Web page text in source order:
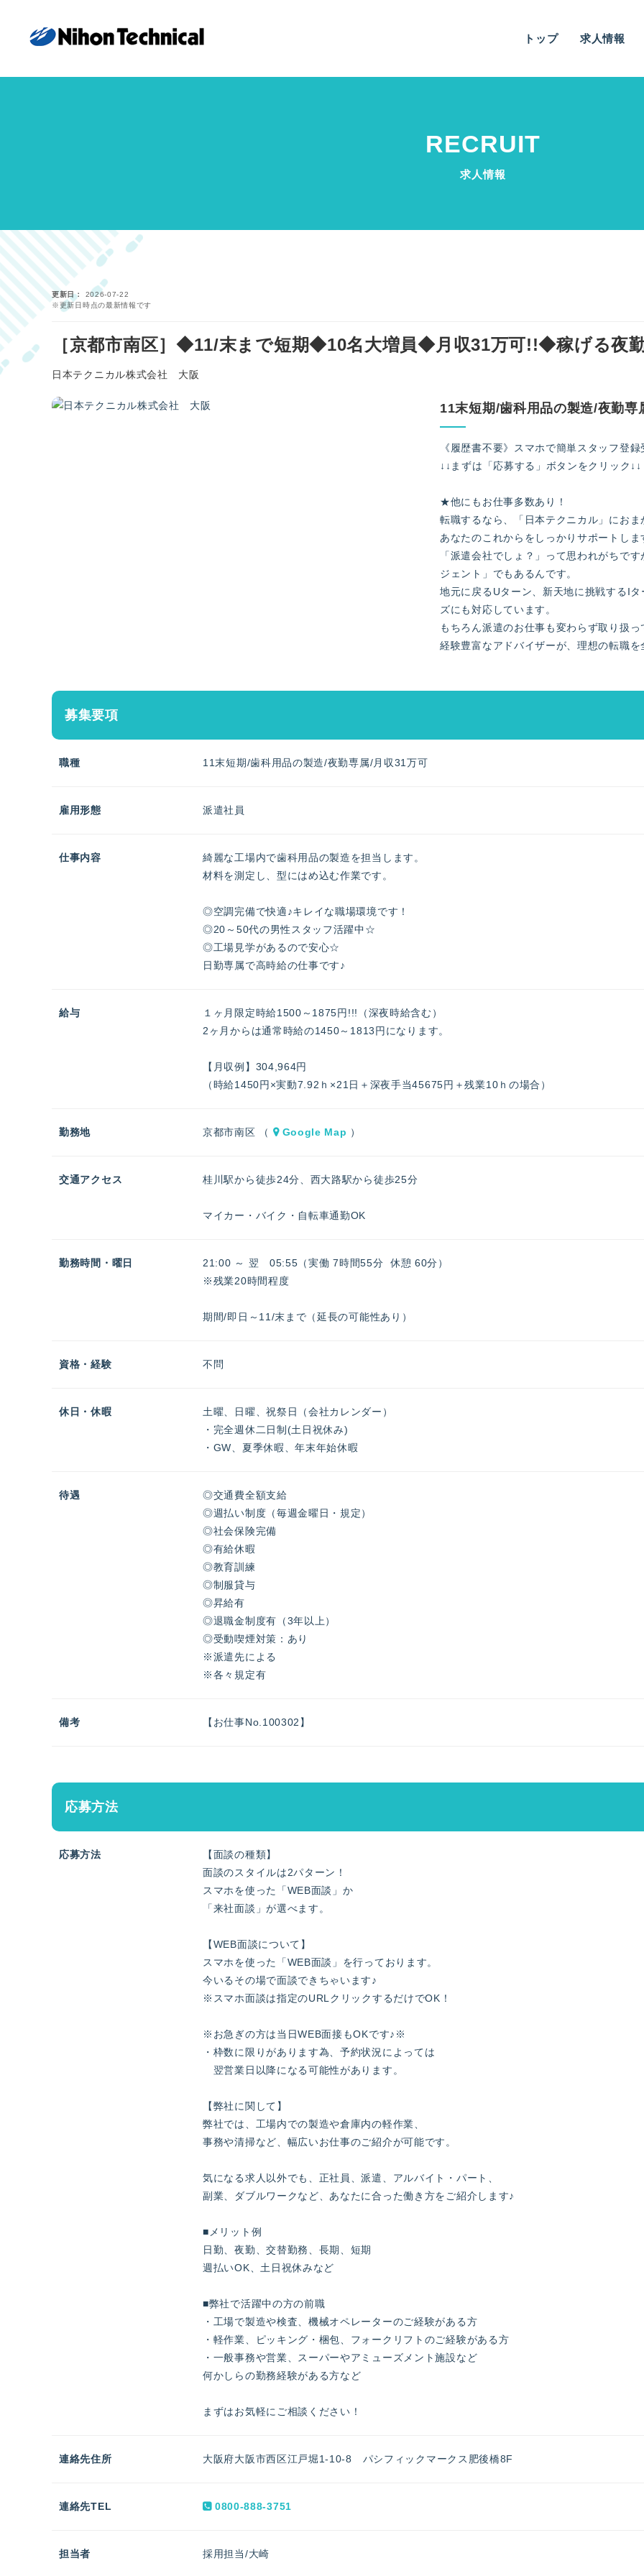
トップ 求人情報
RECRUIT
求人情報
更新日
2026-07-22
※更新日時点の最新情報です
［京都市南区］◆11/末まで短期◆10名大増員◆月収31万可!!◆稼げる夜
日本テクニカル株式会社 大阪
11末短期/歯科用品の製造/夜勤専
《履歴書不要》スマホで簡単スタッフ登
↓↓まずは「応募する」ボタンをクリック↓↓
★他にもお仕事多数あり！
転職するなら、「日本テクニカル」におま
あなたのこれからをしっかりサポートしま
「派遣会社でしょ？」って思われがちで
ジェント」でもあるんです。
地元に戻るUターン、新天地に挑戦するI
ズにも対応しています。
もちろん派遣のお仕事も変わらず取り扱
経験豊富なアドバイザーが、理想の転職を
募集要項
職種 11末短期/歯科用品の製造/夜勤専属/月収31万可
雇用形態 派遣社員
仕事内容
綺麗な工場内で歯科用品の製造を担当します。
材料を測定し、型にはめ込む作業です。
◎空調完備で快適♪キレイな職場環境です！
◎20～50代の男性スタッフ活躍中☆
◎工場見学があるので安心☆
日勤専属で高時給の仕事です♪
給与
１ヶ月限定時給1500～1875円!!!（深夜時給含む）
2ヶ月からは通常時給の1450～1813円になります。
【月収例】304,964円
（時給1450円×実動7.92ｈ×21日＋深夜手当45675円＋残業10ｈの場合）
勤務地 京都市南区 （ Google Map ）
交通アクセス 桂川駅から徒歩24分、西大路駅から徒歩25分
マイカー・バイク・自転車通勤OK
勤務時間・曜日
21:00 ～ 翌 05:55（実働 7時間55分 休憩 60分）
※残業20時間程度
期間/即日～11/末まで（延長の可能性あり）
資格・経験 不問
休日・休暇
土曜、日曜、祝祭日（会社カレンダー）
・完全週休二日制(土日祝休み)
・GW、夏季休暇、年末年始休暇
待遇
◎交通費全額支給
◎週払い制度（毎週金曜日・規定）
◎社会保険完備
◎有給休暇
◎教育訓練
◎制服貸与
◎昇給有
◎退職金制度有（3年以上）
◎受動喫煙対策：あり
※派遣先による
※各々規定有
備考 【お仕事No.100302】
応募方法
応募方法
【面談の種類】
面談のスタイルは2パターン！
スマホを使った「WEB面談」か
「来社面談」が選べます。
【WEB面談について】
スマホを使った「WEB面談」を行っております。
今いるその場で面談できちゃいます♪
※スマホ面談は指定のURLクリックするだけでOK！
※お急ぎの方は当日WEB面接もOKです♪※
・枠数に限りがあります為、予約状況によっては
翌営業日以降になる可能性があります。
【弊社に関して】
弊社では、工場内での製造や倉庫内の軽作業、
事務や清掃など、幅広いお仕事のご紹介が可能です。
気になる求人以外でも、正社員、派遣、アルバイト・パート、
副業、ダブルワークなど、あなたに合った働き方をご紹介します♪
■メリット例
日勤、夜勤、交替勤務、長期、短期
週払いOK、土日祝休みなど
■弊社で活躍中の方の前職
・工場で製造や検査、機械オペレーターのご経験がある方
・軽作業、ピッキング・梱包、フォークリフトのご経験がある方
・一般事務や営業、スーパーやアミューズメント施設など
何かしらの勤務経験がある方など
まずはお気軽にご相談ください！
連絡先住所 大阪府大阪市西区江戸堀1-10-8 パシフィックマークス肥後橋8F
連絡先TEL 0800-888-3751
担当者 採用担当/大崎